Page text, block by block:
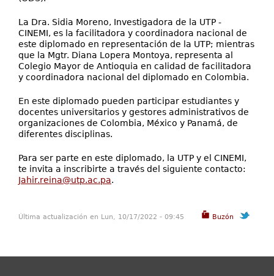
La Dra. Sidia Moreno, Investigadora de la UTP -
CINEMI, es la facilitadora y coordinadora nacional de
este diplomado en representación de la UTP; mientras
que la Mgtr. Diana Lopera Montoya, representa al
Colegio Mayor de Antioquia en calidad de facilitadora
y coordinadora nacional del diplomado en Colombia.
En este diplomado pueden participar estudiantes y
docentes universitarios y gestores administrativos de
organizaciones de Colombia, México y Panamá, de
diferentes disciplinas.
Para ser parte en este diplomado, la UTP y el CINEMI,
te invita a inscribirte a través del siguiente contacto:
Jahir.reina@utp.ac.pa.
Buzón
Última actualización en Lun, 10/17/2022 - 09:45